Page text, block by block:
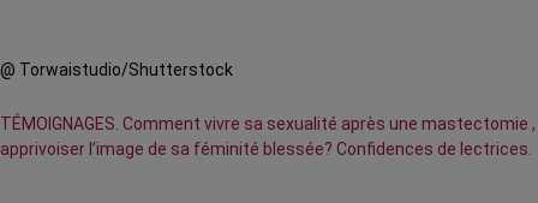
@ Torwaistudio/Shutterstock
TÉMOIGNAGES. Comment vivre sa sexualité après une mastectomie ,
apprivoiser l’image de sa féminité blessée? Confidences de lectrices.